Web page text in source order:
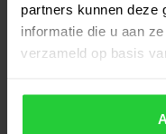
partners kunnen deze
informatie die u aan
verzameld op basis